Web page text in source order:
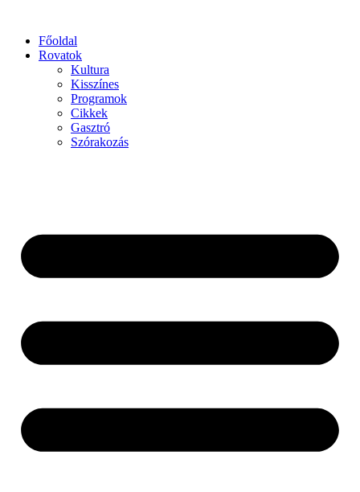
Főoldal
Rovatok
Kultura
Kisszínes
Programok
Cikkek
Gasztró
Szórakozás